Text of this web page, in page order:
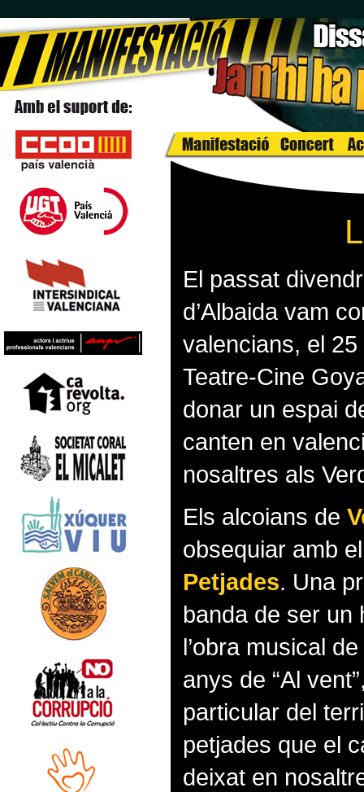
El passat
d’Albaida vam
valencians, el 25
Teatre-Cine
donar un espai
canten en
nosaltres als
Els alcoians de
obsequiar amb
Petjades. Una
banda de ser un
l’obra musical
anys de “Al
particular del
petjades que el
deixat en